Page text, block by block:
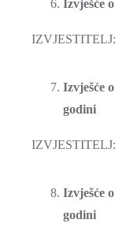
Izvješće
IZVJESTITELJ:
Izvješće
godini
IZVJESTITELJ:
Izvješće
godini